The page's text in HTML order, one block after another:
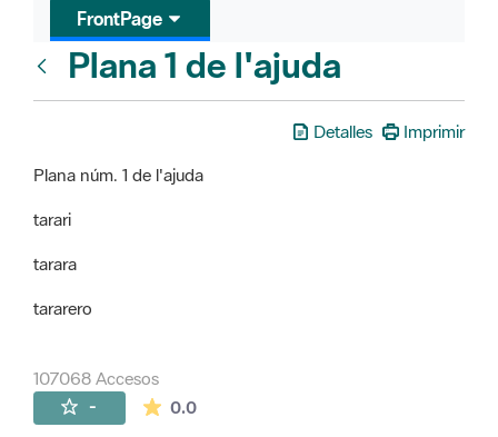
FrontPage
Plana 1 de l'ajuda
Detalles
Imprimir
Plana núm. 1 de l'ajuda
tarari
tarara
tararero
107068 Accesos
- 0.0La valoración media es de 0 estrellas de